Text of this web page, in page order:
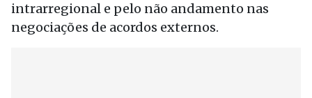
intrarregional e pelo não andamento nas
negociações de acordos externos.